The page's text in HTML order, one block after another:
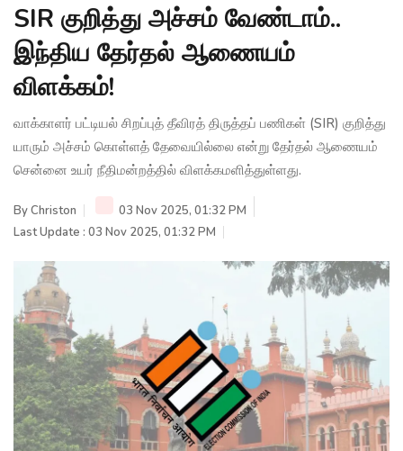
SIR குறித்து அச்சம் வேண்டாம்..
இந்திய தேர்தல் ஆணையம்
விளக்கம்!
வாக்காளர் பட்டியல் சிறப்புத் தீவிரத் திருத்தப் பணிகள் (SIR) குறித்து
யாரும் அச்சம் கொள்ளத் தேவையில்லை என்று தேர்தல் ஆணையம்
சென்னை உயர் நீதிமன்றத்தில் விளக்கமளித்துள்ளது.
ByChriston
03 Nov 2025, 01:32 PM
Last Update : 03 Nov 2025, 01:32 PM